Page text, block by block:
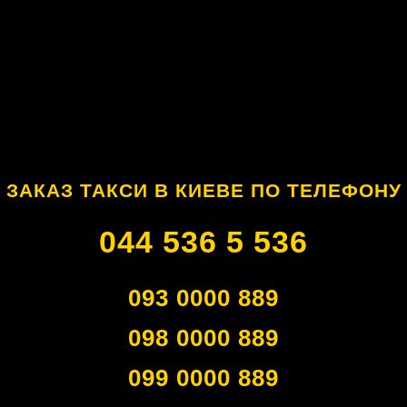
ЗАКАЗ ТАКСИ В КИЕВЕ ПО ТЕЛЕФОНУ
044 536 5 536
093 0000 889
098 0000 889
099 0000 889